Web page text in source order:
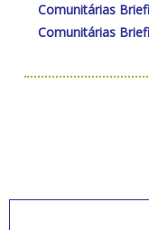
Comunitárias
Comunitárias